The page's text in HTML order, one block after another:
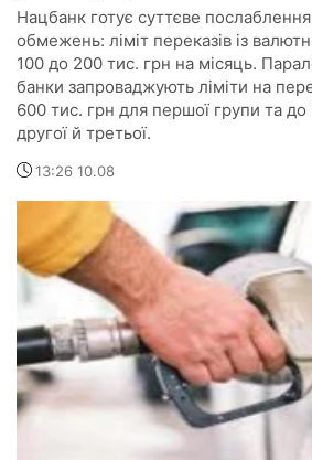
Нацбанк готує суттєве
обмежень: ліміт переказів із
100 до 200 тис. грн на місяць.
банки запроваджують ліміти на
600 тис. грн для першої групи та
другої й третьої.
13:26 10.08